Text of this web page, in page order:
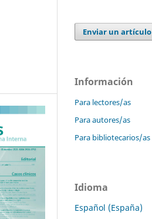
Enviar un artículo
Información
Para lectores/as
Para autores/as
Para bibliotecarios/as
Idioma
Español (España)